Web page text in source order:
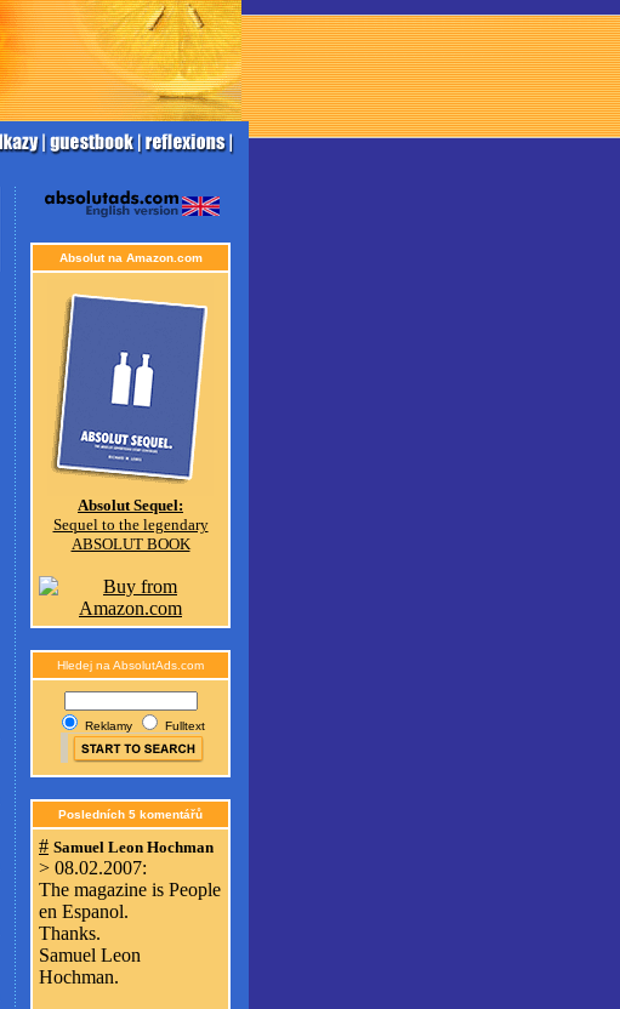
Absolut na Amazon.com
Absolut Sequel:
Sequel to the legendary
ABSOLUT BOOK
Hledej na AbsolutAds.com
Reklamy Fulltext
Posledních 5 komentářů
# Samuel Leon Hochman
> 08.02.2007:
The magazine is People
en Espanol.
Thanks.
Samuel Leon
Hochman.